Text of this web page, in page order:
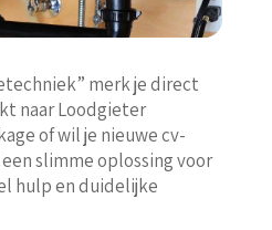
merk je direct
naar Loodgieter
of wil je nieuwe cv-
slimme oplossing voor
hulp en duidelijke